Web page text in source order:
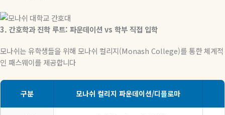
3. 간호학과 진학 루트: 파운데이션 vs 학부직접 입학
모나쉬는 유학생들을 위해 모나쉬 컬리지(Monash College)를 통한 체계적
인 패스웨이를 제공합니다
구분 모나쉬 컬리지 파운데이션/디플로마